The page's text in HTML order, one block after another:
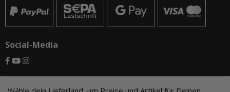
Social-Media